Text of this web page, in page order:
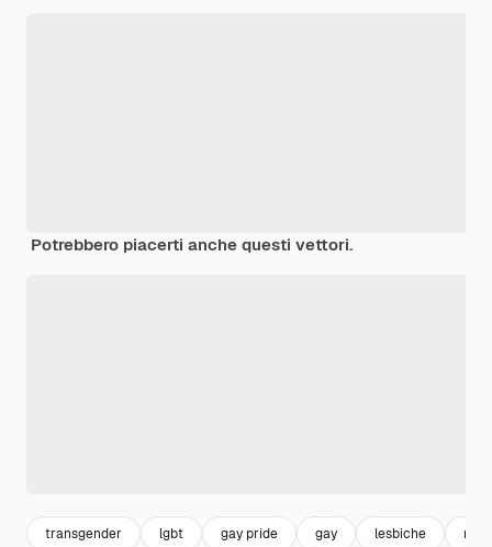
Potrebbero piacerti anche questi vettori.
transgender lgbt gay pride gay lesbiche